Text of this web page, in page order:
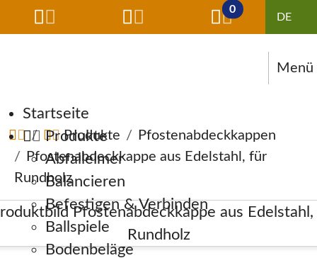
0
Menü
Navigation überspringen
Startseite
Produkte
Abfalleimer
Balancieren
Befestigen & Verbinden
Ballspiele
Bodenbeläge
Produkte
Pfostenabdeckkappen
Pfostenabdeckkappe aus Edelstahl, für
Rundholz